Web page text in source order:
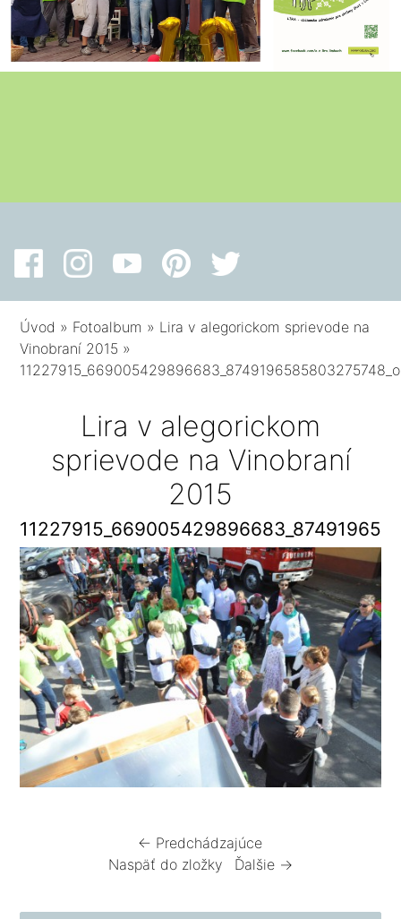
Úvod » Fotoalbum » Lira v alegorickom sprievode na
Vinobraní 2015 »
11227915_669005429896683_8749196585803275748_o
Lira v alegorickom
sprievode na Vinobraní
2015
← Predchádzajúce
Naspäť do zložky
Ďalšie →